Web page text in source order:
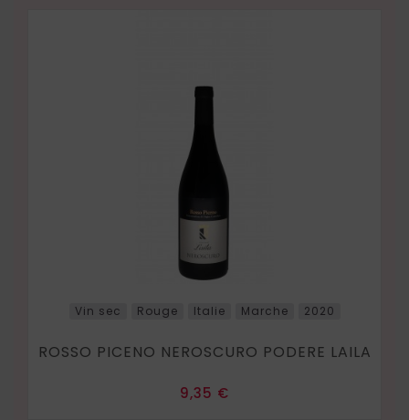
Vin sec Rouge Italie Marche 2020
ROSSO PICENO NEROSCURO PODERE LAILA
Prix
9,35 €